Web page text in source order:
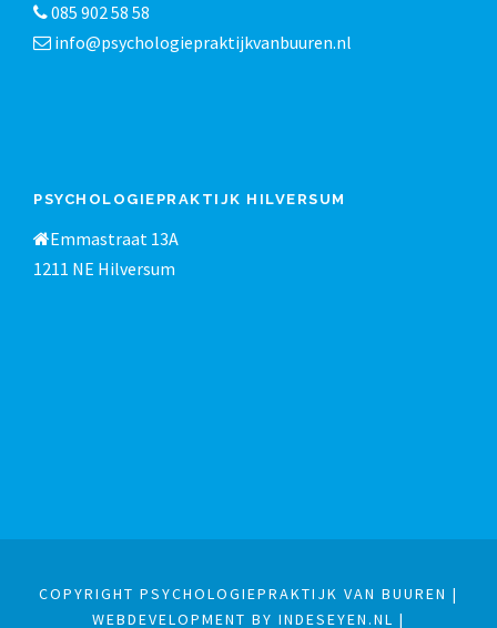
085 902 58 58
info@psychologiepraktijkvanbuuren.nl
PSYCHOLOGIEPRAKTIJK HILVERSUM
Emmastraat 13A
1211 NE Hilversum
COPYRIGHT PSYCHOLOGIEPRAKTIJK VAN BUUREN |
WEBDEVELOPMENT BY INDESEYEN.NL |